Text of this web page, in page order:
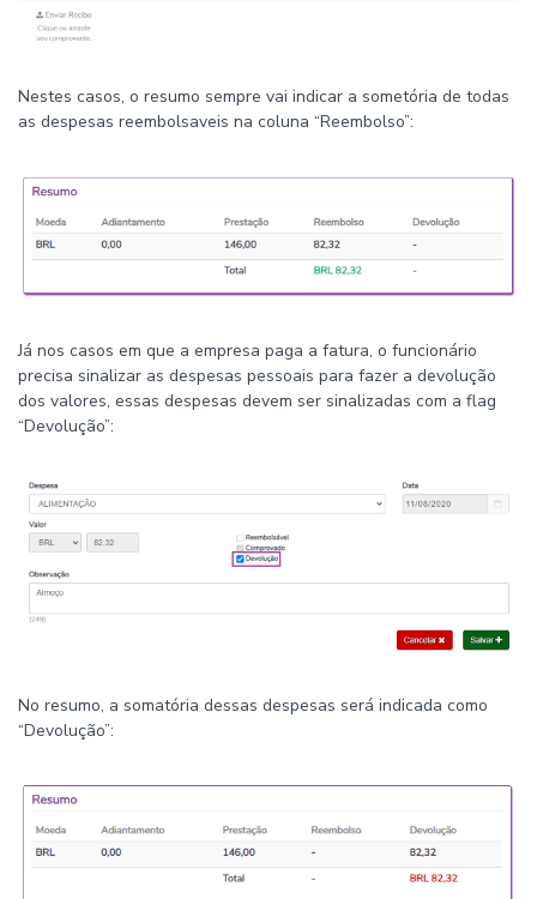
Nestes casos, o resumo sempre vai indicar a sometória de todas
as despesas reembolsaveis na coluna “Reembolso”:
Já nos casos em que a empresa paga a fatura, o funcionário
precisa sinalizar as despesas pessoais para fazer a devolução
dos valores, essas despesas devem ser sinalizadas com a flag
“Devolução”:
No resumo, a somatória dessas despesas será indicada como
“Devolução”: